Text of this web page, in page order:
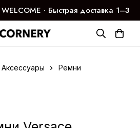
∙ Быстрая доставка 1–3
дня
Аксессуары Ремни